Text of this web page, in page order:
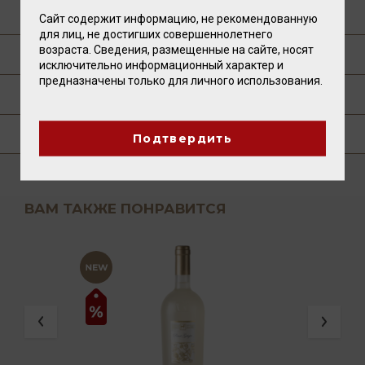
О ПРОИЗВОДИТЕЛЕ
ТЕХНОЛОГИЯ
ВАМ ТАКЖЕ ПОНРАВИТСЯ
Сайт содержит информацию, не рекомендованную
для лиц, не достигших совершеннолетнего
возраста. Сведения, размещенные на сайте, носят
исключительно информационный характер и
предназначены только для личного использования.
Подтвердить